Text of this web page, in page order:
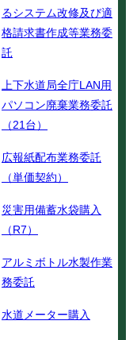
るシステム改修及び適
格請求書作成等業務委
託
上下水道局全庁LAN用
パソコン廃棄業務委託
（21台）
広報紙配布業務委託
（単価契約）
災害用備蓄水袋購入
（R7）
アルミボトル水製作業
務委託
水道メーター購入